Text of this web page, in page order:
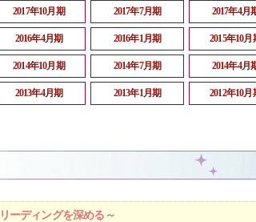
2017年10月期 2017年7月期 2017年4月
2016年4月期 2016年1月期 2015年10月
2014年10月期 2014年7月期 2014年4月
2013年4月期 2013年1月期 2012年10月
ーディングを深める～